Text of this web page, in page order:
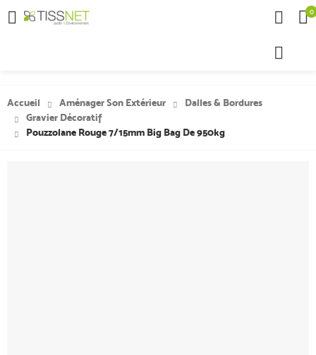
 0
Accueil Aménager Son Extérieur
Dalles & Bordures
Gravier Décoratif
Pouzzolane Rouge 7/15mm Big Bag De 950kg